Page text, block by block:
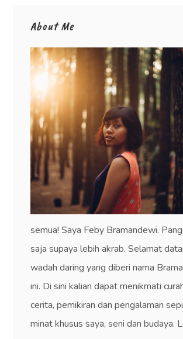
About Me
semua! Saya Feby Bramandewi.
saja supaya lebih akrab. Selamat
wadah daring yang diberi nama
ini. Di sini kalian dapat menikmati
cerita, pemikiran dan pengalaman
minat khusus saya, seni dan budaya.